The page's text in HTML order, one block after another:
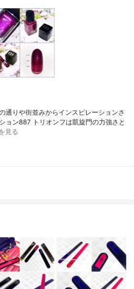
通りや街並みからインスピレーションさ
ョン887 トリオンフは凱旋門の力強さと
見る